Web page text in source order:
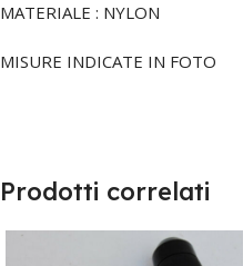
MATERIALE : NYLON
MISURE INDICATE IN FOTO
Prodotti correlati